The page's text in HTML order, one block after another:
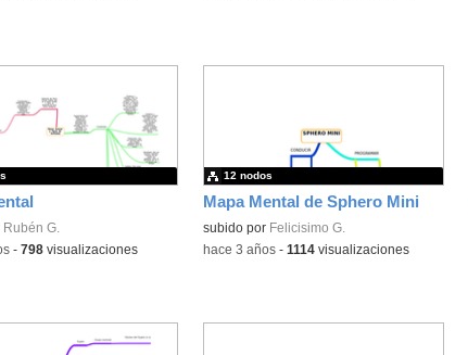
Rubén G.
- 798visualizaciones
Mapa Mental de Sphero Mini
subido por Felicisimo G.
12 nodos
-hace 3 años- 1114visualizaciones